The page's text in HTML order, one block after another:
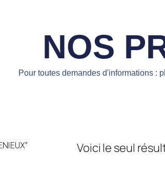
NOS
Pour toutes demandes d'informations :
Voici le seul